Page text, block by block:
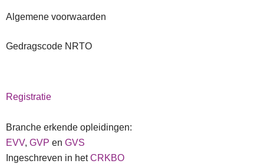
Algemene voorwaarden
Gedragscode NRTO
Registratie
Branche erkende opleidingen:
EVV, GVP en GVS
Ingeschreven in hetCRKBO